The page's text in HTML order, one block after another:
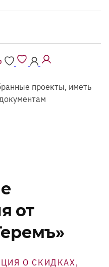
проекты, иметь
от
О СКИДКАХ,